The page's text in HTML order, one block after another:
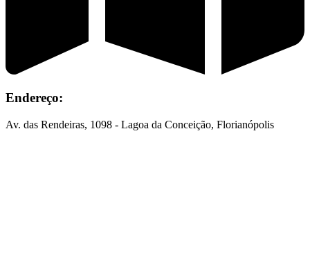
Endereço:
Av. das Rendeiras, 1098 - Lagoa da Conceição, Florianópolis